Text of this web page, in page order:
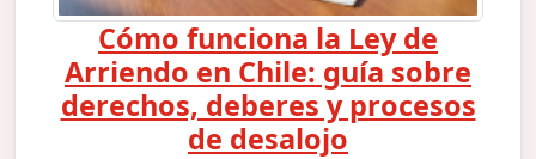
Cómo funciona la Ley de
Arriendo en Chile: guía sobre
derechos, deberes y procesos
de desalojo